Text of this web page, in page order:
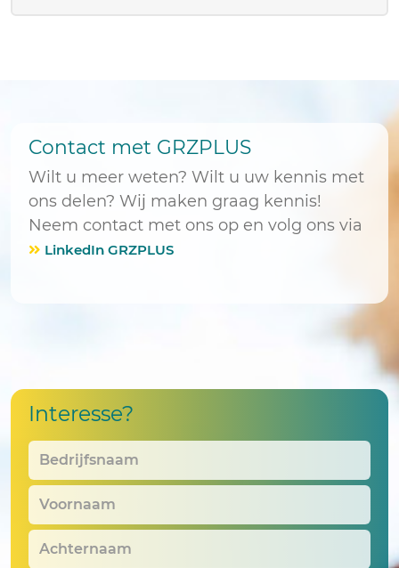
Contact met GRZPLUS
Wilt u meer weten? Wilt u uw kennis met
ons delen? Wij maken graag kennis!
Neem contact met ons op en volg ons via
LinkedIn GRZPLUS
Interesse?
Bedrijfsnaam
Voornaam
Achternaam